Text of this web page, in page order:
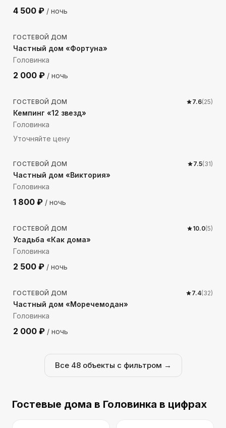
4 500 ₽ / ночь
816м до моря
ГОСТЕВОЙ ДОМ
Частный дом «Фортуна»
Головинка
2 000 ₽ / ночь
85 м до моря
ГОСТЕВОЙ ДОМ 7.6(25)
Кемпинг «12 звезд»
Головинка
Уточняйте цену
356м до моря
ГОСТЕВОЙ ДОМ 7.5(31)
Частный дом «Виктория»
Головинка
1 800 ₽ / ночь
393м до моря
ГОСТЕВОЙ ДОМ 10.0(5)
Усадьба «Как дома»
Головинка
2 500 ₽ / ночь
1312м до моря
ГОСТЕВОЙ ДОМ 7.4(32)
Частный дом «Моречемодан»
Головинка
2 000 ₽ / ночь
Все 48объекты с фильтром →
Гостевые дома в Головинка в цифрах